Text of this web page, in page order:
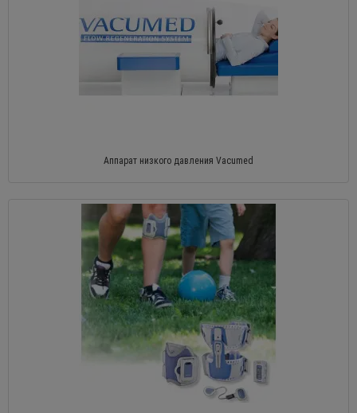
Аппарат низкого давления Vacumed